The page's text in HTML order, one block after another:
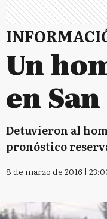
Un
en
Detuvieron al
pronóstico
8 de marzo de 2016 |